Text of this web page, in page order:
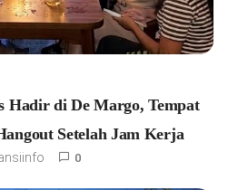
Hadir di De Margo, Tempat
Setelah Jam Kerja
0